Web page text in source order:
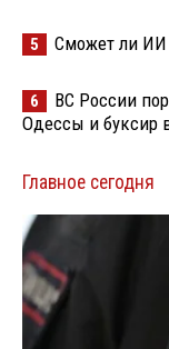
5 Сможет ли ИИ
6
ВС России
Одессы и буксир
Главное сегодня